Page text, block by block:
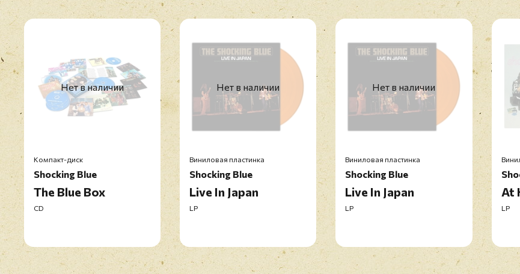
Нет в наличии
Компакт-диск
Shocking Blue
The Blue Box
CD
Нет в наличии
Виниловая пластинка
Shocking Blue
Live In Japan
LP
Нет в наличии
Виниловая пластинка
Shocking Blue
Live In Japan
LP
At
LP